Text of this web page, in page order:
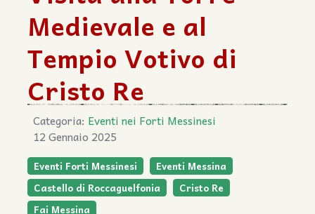
Medievale e al
Tempio Votivo di
Cristo Re
Categoria: Eventi nei Forti Messinesi
12 Gennaio 2025
Eventi Forti Messinesi
Eventi Messina
Castello di Roccaguelfonia
Cristo Re
Fai Messina